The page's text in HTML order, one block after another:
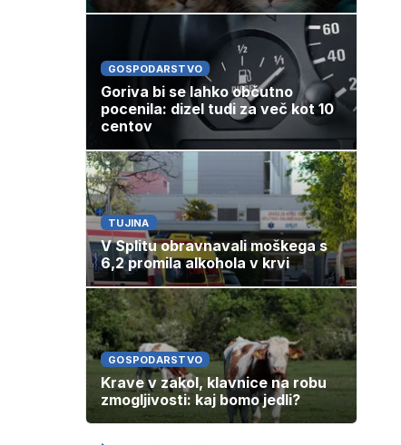
GOSPODARSTVO
Goriva bi se lahko občutno
pocenila: dizel tudi za več kot 10
centov
TUJINA
V Splitu obravnavali moškega s
6,2 promila alkohola v krvi
GOSPODARSTVO
Krave v zakol, klavnice na robu
zmogljivosti: kaj bomo jedli?